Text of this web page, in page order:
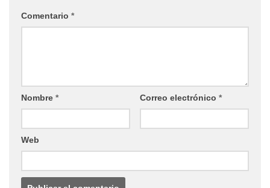
Comentario *
Nombre * Correo electrónico *
Web